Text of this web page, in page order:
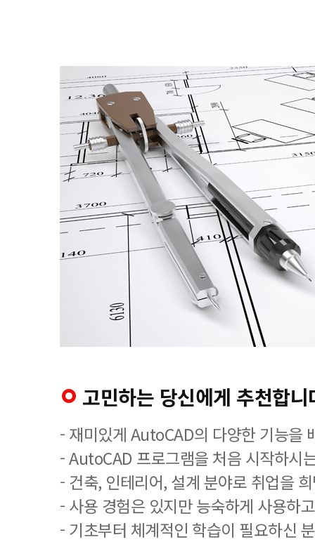
고민하는 당신에게 추천합
- 재미있게 AutoCAD의 다양한 기능을
- AutoCAD 프로그램을 처음 시작하시
- 건축, 인테리어, 설계 분야로 취업을
- 사용 경험은 있지만 능숙하게 사용하
- 기초부터 체계적인 학습이 필요하신 분